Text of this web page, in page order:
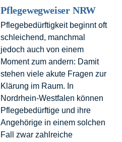
Pflegewegweiser NRW
Pflegebedürftigkeit beginnt oft
schleichend, manchmal
jedoch auch von einem
Moment zum andern: Damit
stehen viele akute Fragen zur
Klärung im Raum. In
Nordrhein-Westfalen können
Pflegebedürftige und ihre
Angehörige in einem solchen
Fall zwar zahlreiche